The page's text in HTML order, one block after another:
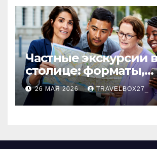
Частные экскурсии
столице: форматы,
маршруты и
организации
26 МАЯ 2026 TRAVELBOX27_